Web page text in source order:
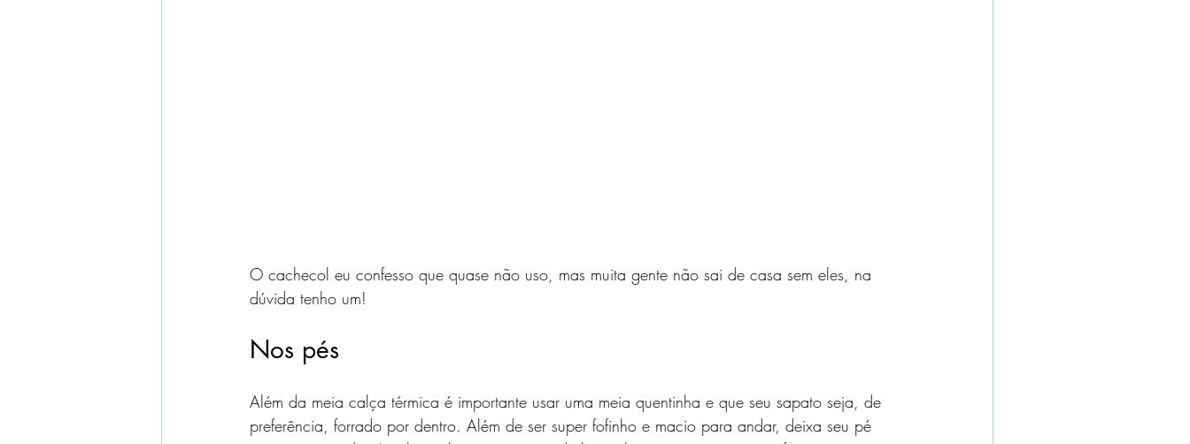
O cachecol eu confesso que quase não uso, mas muita gente não sai de casa sem eles, na
dúvida tenho um!
Nos pés
Além da meia calça térmica é importante usar uma meia quentinha e que seu sapato seja, de
preferência, forrado por dentro. Além de ser super fofinho e macio para andar, deixa seu pé